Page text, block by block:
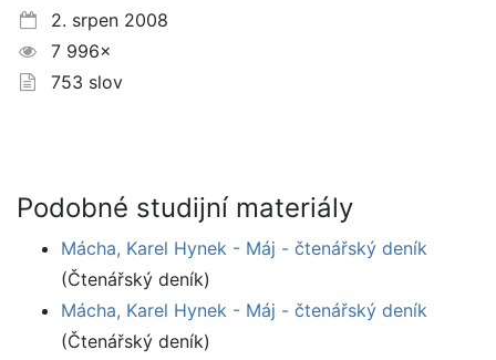
2. srpen 2008
7 996×
753 slov
Podobné studijní materiály
Mácha, Karel Hynek - Máj - čtenářský deník
(Čtenářský deník)
Mácha, Karel Hynek - Máj - čtenářský deník
(Čtenářský deník)